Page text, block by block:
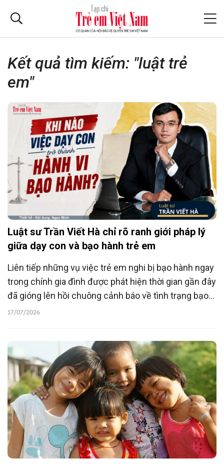
Kết quả tìm kiếm: "luật trẻ
em"
Luật sư Trần Viết Hà chỉ rõ ranh giới pháp lý
giữa dạy con và bạo hành trẻ em
Liên tiếp những vụ việc trẻ em nghi bị bạo hành ngay
trong chính gia đình được phát hiện thời gian gần đây
đã gióng lên hồi chuông cảnh báo về tình trạng bạo
lực với trẻ em núp dưới danh nghĩa "dạy con". Đáng
"thương cho roi cho vọt", "đánh để con nên người".
17/07/2026